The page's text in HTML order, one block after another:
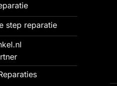
step reparatie